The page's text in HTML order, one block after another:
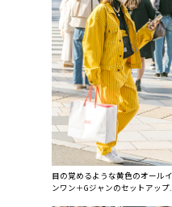
目の覚めるような黄色のオールイ
ンワン＋Gジャンのセットアップ